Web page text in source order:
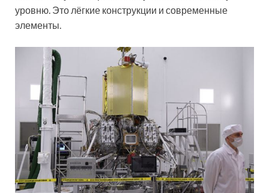
уровню. Это лёгкие конструкции и современные
элементы.